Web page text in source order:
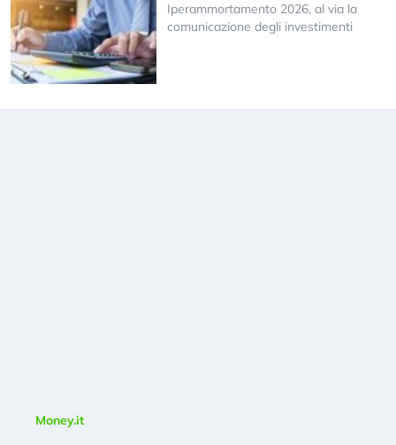
Iperammortamento 2026, al via la
comunicazione degli investimenti
Money.it